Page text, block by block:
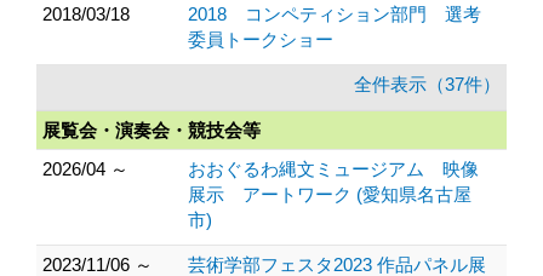
2018/03/18
2018 コンペティション部門 選考
委員トークショー
全件表示（37件）
展覧会・演奏会・競技会等
2026/04 ～
おおぐるわ縄文ミュージアム 映像
展示 アートワーク (愛知県名古屋
市)
2023/11/06 ～
芸術学部フェスタ2023 作品パネル展